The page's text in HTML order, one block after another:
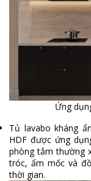
Ứng
Tủ lavabo kháng
HDF được ứng
phòng tắm thường
tróc, ẩm mốc và
thời gian.